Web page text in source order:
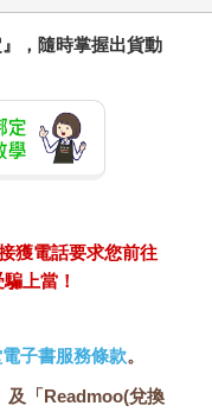
，隨時掌握出貨動
獲電話要求您前往
上當！
子書服務條款。
及「Readmoo(兌換